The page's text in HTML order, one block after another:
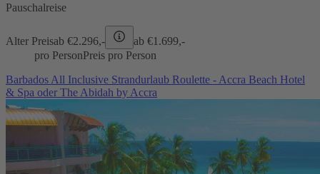
Pauschalreise
Alter Preisab €2.296,- ab €1.699,-
pro PersonPreis pro Person
Barbados All Inclusive Strandurlaub Roulette - Accra Beach Hotel
& Spa oder The Abidah by Accra